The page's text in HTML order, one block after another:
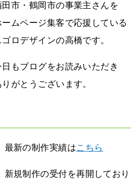
田市・鶴岡市の事業主さんを
ームページ集客で応援している
ゴロデザインの高橋です。
日もブログをお読みいただき
りがとうございます。
最新の制作実績はこちら
新規制作の受付を再開しており